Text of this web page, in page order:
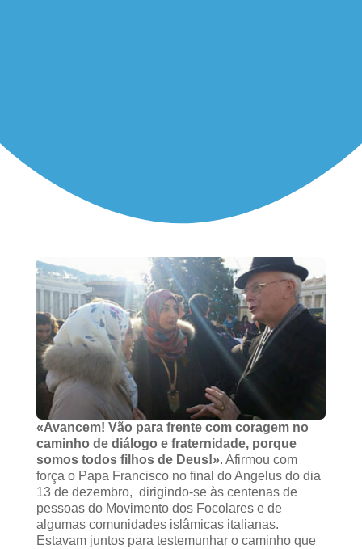
«Avancem! Vão para frente com coragem no
caminho de diálogo e fraternidade, porque
somos todos filhos de Deus!». Afirmou com
força o Papa Francisco no final do Angelus do dia
13 de dezembro, dirigindo-se às centenas de
pessoas do Movimento dos Focolares e de
algumas comunidades islâmicas italianas.
Estavam juntos para testemunhar o caminho que